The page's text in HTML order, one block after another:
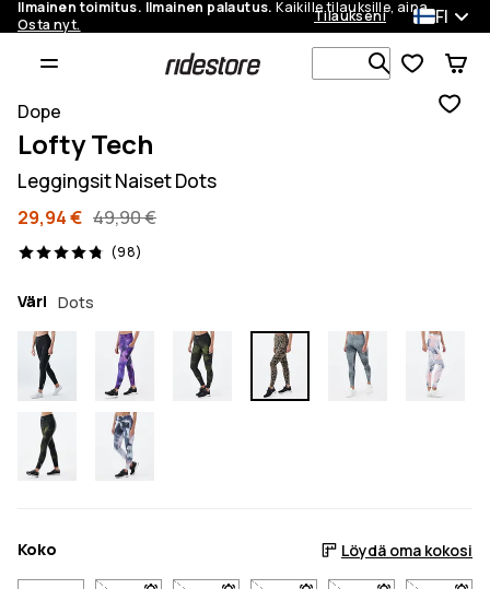
Ilmainen toimitus. Ilmainen palautus. Kaikille tilauksille, aina.
Osta nyt.
Tilaukseni FI
Etsi 1 000+
Dope
Lofty Tech
Leggingsit Naiset Dots
29,94 € 49,90 €
(98)
98 arvostelut, 4.8/5
Väri Dots
Koko Löydä oma kokosi